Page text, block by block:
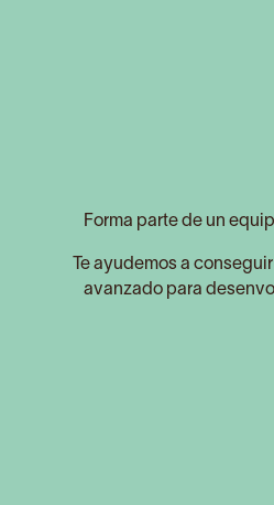
Forma parte de un
Te ayudemos a
avanzado para